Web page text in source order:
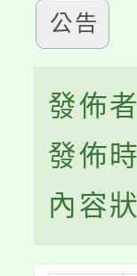
公告
發佈
發佈
內容